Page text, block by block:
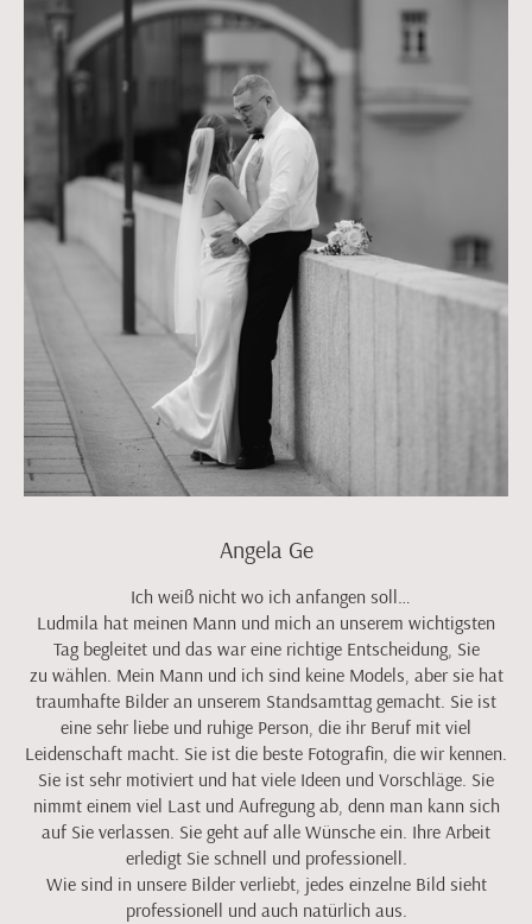
Angela Ge
Ich weiß nicht wo ich anfangen soll…
Ludmila hat meinen Mann und mich an unserem wichtigsten
Tag begleitet und das war eine richtige Entscheidung, Sie
zu wählen. Mein Mann und ich sind keine Models, aber sie hat
traumhafte Bilder an unserem Standsamttag gemacht. Sie ist
eine sehr liebe und ruhige Person, die ihr Beruf mit viel
Leidenschaft macht. Sie ist die beste Fotografin, die wir kennen.
Sie ist sehr motiviert und hat viele Ideen und Vorschläge. Sie
nimmt einem viel Last und Aufregung ab, denn man kann sich
auf Sie verlassen. Sie geht auf alle Wünsche ein. Ihre Arbeit
erledigt Sie schnell und professionell.
Wie sind in unsere Bilder verliebt, jedes einzelne Bild sieht
professionell und auch natürlich aus.